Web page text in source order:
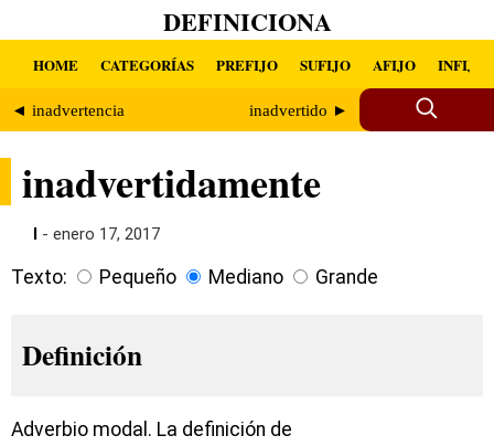
DEFINICIONA
HOME CATEGORÍAS PREFIJO SUFIJO AFIJO INFIJO
◄ inadvertencia inadvertido ►
inadvertidamente
I - enero 17, 2017
Texto: Pequeño Mediano Grande
Definición
Adverbio modal. La definición de